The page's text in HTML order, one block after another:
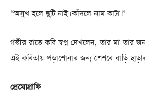
“অসুখ হলে ছুটি নাই। কাঁদলে নাম কাটা।”
গভীর রাতে কবি স্বপ্ন দেখলেন, তার মা তার
এই কবিতায় পড়াশোনার জন্য শৈশবে বাড়ি
প্রেমোগ্রাফি